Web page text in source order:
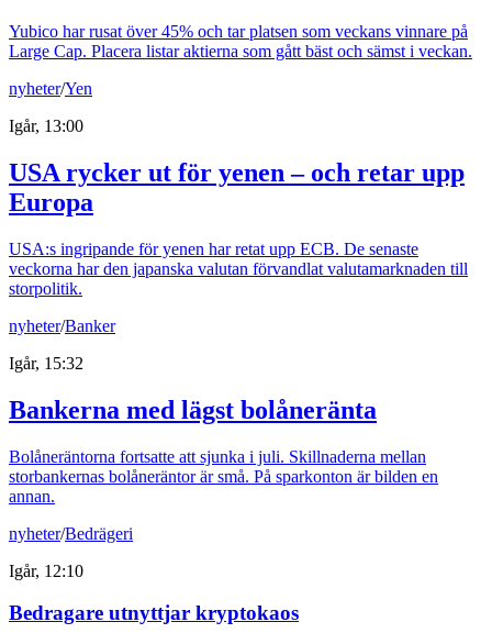
Yubico har rusat över 45% och tar platsen som veckans vinnare på
Large Cap. Placera listar aktierna som gått bäst och sämst i veckan.
nyheter/Yen
Igår, 13:00
USA rycker ut för yenen – och retar upp
Europa
USA:s ingripande för yenen har retat upp ECB. De senaste
veckorna har den japanska valutan förvandlat valutamarknaden till
storpolitik.
nyheter/Banker
Igår, 15:32
Bankerna med lägst bolåneränta
Bolåneräntorna fortsatte att sjunka i juli. Skillnaderna mellan
storbankernas bolåneräntor är små. På sparkonton är bilden en
annan.
nyheter/Bedrägeri
Igår, 12:10
Bedragare utnyttjar kryptokaos